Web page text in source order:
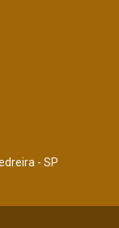
- SP